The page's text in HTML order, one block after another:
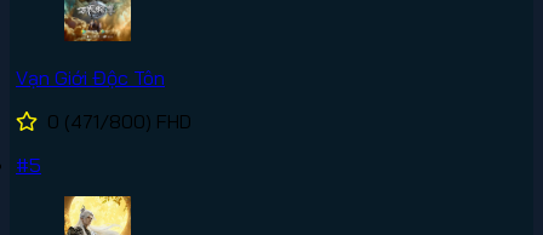
Vạn Giới Độc Tôn
0 (471/800) FHD
#5